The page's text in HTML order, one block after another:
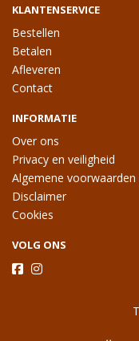
KLANTENSERVICE
Bestellen
Betalen
Afleveren
Contact
INFORMATIE
Over ons
Privacy en veiligheid
Algemene voorwaarden
Disclaimer
Cookies
VOLG ONS